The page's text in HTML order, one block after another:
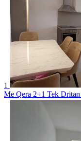
1
Me Qera 2+1 Tek